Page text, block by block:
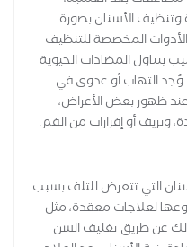
الأسنان بصورة
المخصصة للتنظيف
بتناول المضادات الحيوية
وُجد التهاب أو عدوى في
ظهور بعض الأعراض،
ونزيف أو إفرازات من الفم.
التي تتعرض للتلف بسبب
لعلاجات معقدة، مثل
ذلك عن طريق تغليف السن